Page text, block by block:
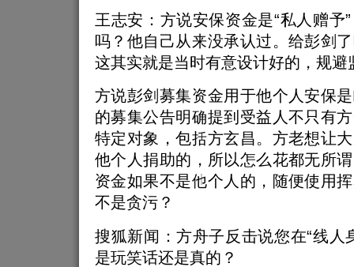
王志安：方说安保资金是“私人赠予
吗？他自己从来没承认过。给彭剑
这其实就是当时有意设计好的，规避
方说彭剑募集资金用于他个人安保
的募集公告明确提到受益人不只有
特定对象，包括方玄昌。方老想让
他个人捐助的，所以怎么花都无所
资金如果不是他个人的，随便使用
不是贪污？
搜狐新闻：方舟子反击说您在“线人
是玩笑话还是真的？